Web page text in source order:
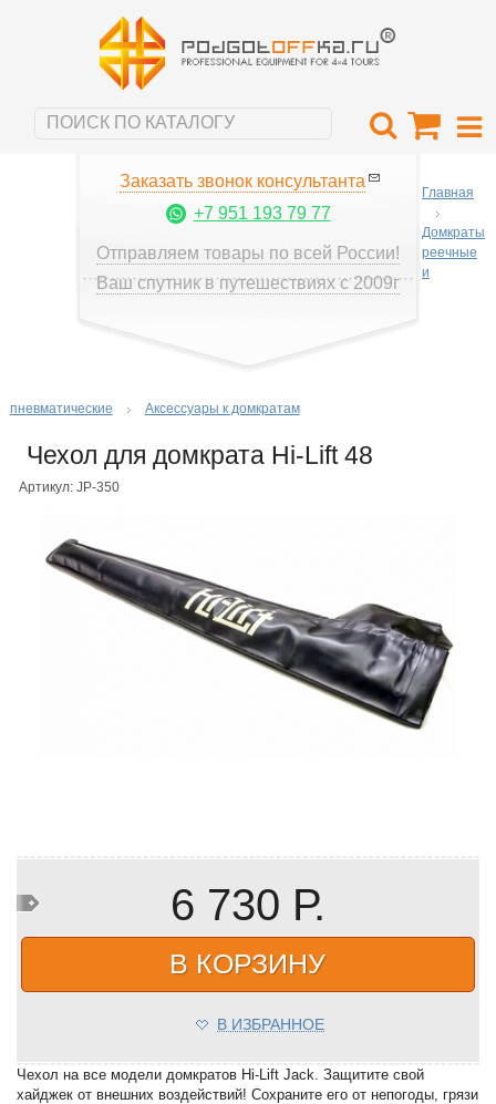
Заказать звонок консультанта
+7 951 193 79 77
Отправляем товары по всей России!
Ваш спутник в путешествиях с 2009г
Главная
Домкраты
реечные
и
пневматические Аксессуары к домкратам
Чехол для домкрата Hi-Lift 48
Артикул: JP-350
6 730 Р.
В КОРЗИНУ
В ИЗБРАННОЕ
Чехол на все модели домкратов Hi-Lift Jack. Защитите свой
хайджек от внешних воздействий! Сохраните его от непогоды, грязи